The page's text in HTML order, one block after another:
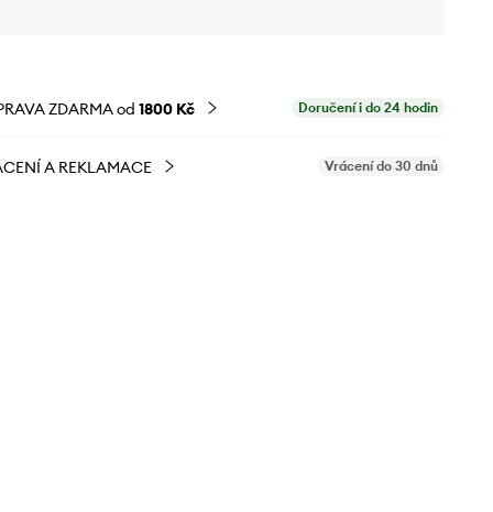
ZDARMA od 1800 Kč Doručení i do 24 hodin
A REKLAMACE Vrácení do 30 dnů